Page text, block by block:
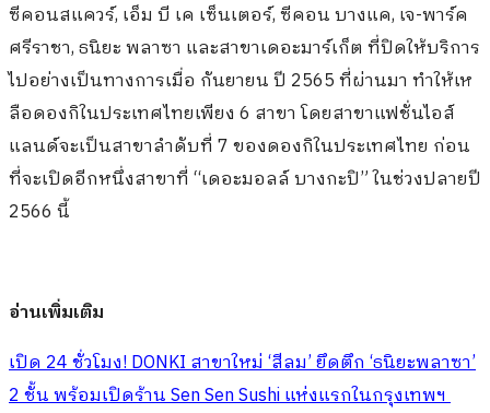
ซีคอนสแควร์, เอ็ม บี เค เซ็นเตอร์, ซีคอน บางแค, เจ-พาร์ค
ศรีราชา, ธนิยะ พลาซา และสาขาเดอะมาร์เก็ต ที่ปิดให้บริการ
ไปอย่างเป็นทางการเมื่อ กันยายน ปี 2565 ที่ผ่านมา ทำให้เห
ลือดองกิในประเทศไทยเพียง 6 สาขา โดยสาขาแฟชั่นไอส์
แลนด์จะเป็นสาขาลำดับที่ 7 ของดองกิในประเทศไทย ก่อน
ที่จะเปิดอีกหนึ่งสาขาที่ “เดอะมอลล์ บางกะปิ” ในช่วงปลายปี
2566 นี้
อ่านเพิ่มเติม
เปิด 24 ชั่วโมง! DONKI สาขาใหม่ ‘สีลม’​ ยึดตึก ‘ธนิยะพลาซา’​
2 ชั้น พร้อมเปิดร้าน Sen Sen Sushi แห่งแรกในกรุงเทพฯ